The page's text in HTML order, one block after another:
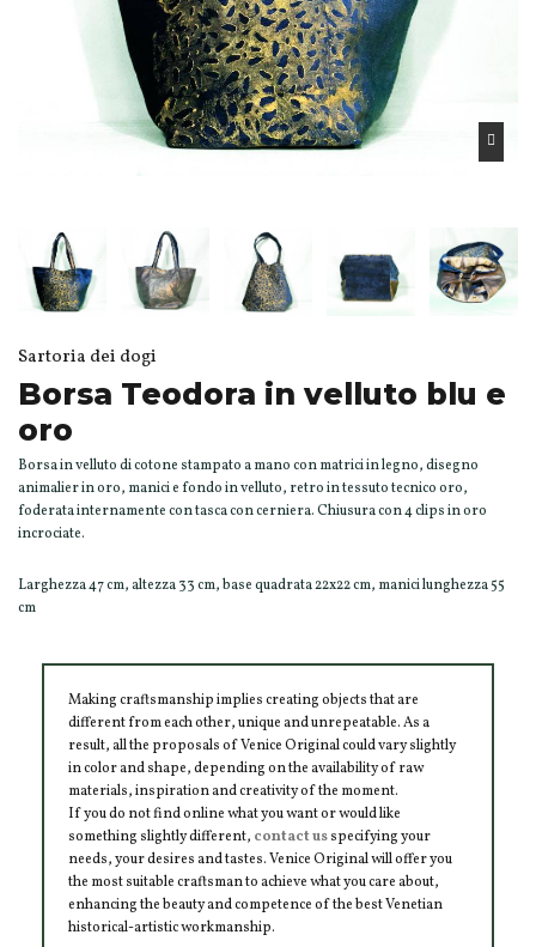
Sartoria dei dogi
Borsa Teodora in velluto blu e
oro
Borsa in velluto di cotone stampato a mano con matrici in legno, disegno
animalier in oro, manici e fondo in velluto, retro in tessuto tecnico oro,
foderata internamente con tasca con cerniera. Chiusura con 4 clips in oro
incrociate.
Larghezza 47 cm, altezza 33 cm, base quadrata 22x22 cm, manici lunghezza 55
cm
Making craftsmanship implies creating objects that are
different from each other, unique and unrepeatable. As a
result, all the proposals of Venice Original could vary slightly
in color and shape, depending on the availability of raw
materials, inspiration and creativity of the moment.
If you do not find online what you want or would like
something slightly different, contact usspecifying your
needs, your desires and tastes. Venice Original will offer you
the most suitable craftsman to achieve what you care about,
enhancing the beauty and competence of the best Venetian
historical-artistic workmanship.